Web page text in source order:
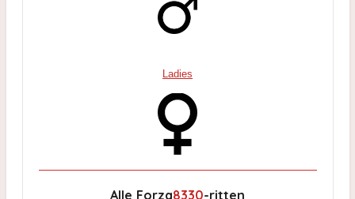
Ladies
Alle Forza8330-ritten